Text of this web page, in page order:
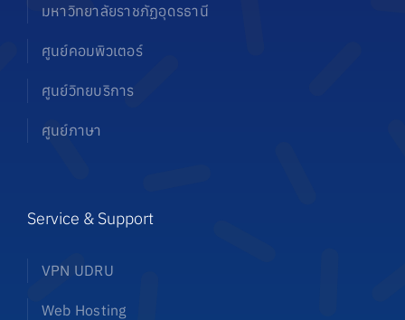
มหาวิทยาลัยราชภัฏอุดรธานี
ศูนย์คอมพิวเตอร์
ศูนย์วิทยบริการ
ศูนย์ภาษา
Service & Support
VPN UDRU
Web Hosting